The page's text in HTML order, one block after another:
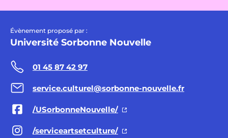
Évènement proposé par :
Université Sorbonne Nouvelle
01 45 87 42 97
service.culturel@sorbonne-nouvelle.fr
/USorbonneNouvelle/
/serviceartsetculture/